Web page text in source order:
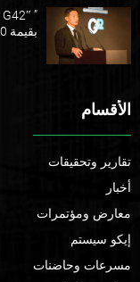
بقيمة 10 مليارات دولار للتكنولوجيا
الأقسام
تقارير وتحقيقات
أخبار
معارض ومؤتمرات
إيكو سيستم
مسرعات وحاضنات